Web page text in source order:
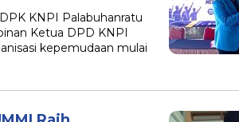
KNPI Palabuhanratu
Ketua DPD KNPI
kepemudaan mulai